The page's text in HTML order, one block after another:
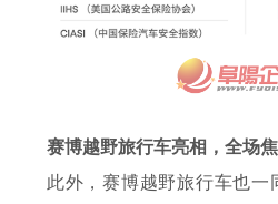
赛博越野旅行车亮相，全场
此外，赛博越野旅行车也一